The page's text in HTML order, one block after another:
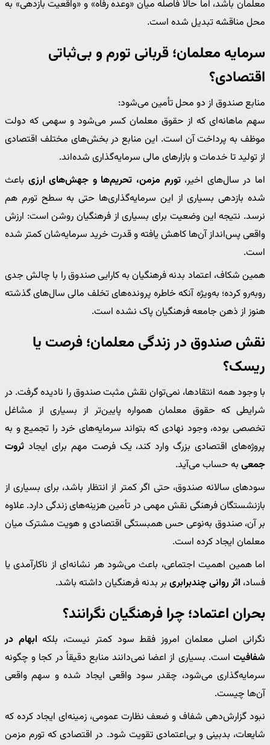
معلمان باشد، اما حالا فاصله میان «وعده رفاه» و «واقعیت بازدهی» به
محل مناقشه تبدیل شده است.
سرمایه معلمان؛ قربانی تورم و بی‌ثباتی
اقتصادی؟
منابع صندوق از دو محل تأمین می‌شود:
سهم ماهانه‌ای که از حقوق معلمان کسر می‌شود و سهمی که دولت
موظف به پرداخت آن است. این منابع در بخش‌های مختلف اقتصادی
از تولید تا خدمات و بازارهای مالی سرمایه‌گذاری شده‌اند.
اما در سال‌های اخیر،تورم مزمن، تحریم‌ها و جهش‌های ارزی باعث
شده بازدهی بسیاری از این سرمایه‌گذاری‌ها حتی به سطح تورم هم
نرسد. نتیجه این وضعیت برای بسیاری از فرهنگیان روشن است: ارزش
واقعی پس‌انداز آن‌ها کاهش یافته و قدرت خرید سرمایه‌شان کمتر شده
است.
همین شکاف، اعتماد بدنه فرهنگیان به کارایی صندوق را با چالش جدی
روبه‌رو کرده؛ به‌ویژه آنکه خاطره پرونده‌های تخلف مالی سال‌های گذشته
هنوز از ذهن جامعه فرهنگیان پاک نشده است.
نقش صندوق در زندگی معلمان؛ فرصت یا
ریسک؟
با وجود همه انتقادها، نمی‌توان نقش مثبت صندوق را نادیده گرفت. در
شرایطی که حقوق معلمان همواره پایین‌تر از بسیاری از مشاغل
تخصصی بوده، وجود نهادی که بتواند سرمایه‌های خرد را تجمیع و به
پروژه‌های اقتصادی بزرگ وارد کند، یک فرصت مهم برای ایجاد ثروت
جمعی به حساب می‌آید.
سودهای سالانه صندوق، حتی اگر کمتر از انتظار باشد، برای بسیاری از
بازنشستگان فرهنگی نقش مهمی در تأمین هزینه‌های زندگی دارد. علاوه
بر آن، صندوق به‌نوعی حس همبستگی اقتصادی و هویت مشترک میان
معلمان ایجاد کرده است.
اما همین اهمیت اجتماعی، باعث می‌شود هر نشانه‌ای از ناکارآمدی یا
فساد، اثر روانی چندبرابری بر بدنه فرهنگیان داشته باشد.
بحران اعتماد؛ چرا فرهنگیان نگرانند؟
نگرانی اصلی معلمان امروز فقط سود کمتر نیست، بلکه ابهام در
شفافیت است. بسیاری از اعضا نمی‌دانند منابع دقیقاً در کجا و چگونه
سرمایه‌گذاری می‌شود، چقدر سود واقعی ایجاد شده و سهم واقعی
آن‌ها چیست.
نبود گزارش‌دهی شفاف و ضعف نظارت عمومی، زمینه‌ای ایجاد کرده که
شایعات، بدبینی و بی‌اعتمادی تقویت شود. در اقتصادی که تورم مزمن